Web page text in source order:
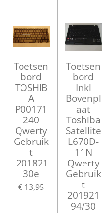
Toetsen
bord
TOSHIB
A
P00171
240
Qwerty
Gebruik
t
201821
30e
€ 13,95
Toetsen
bord
Inkl
Bovenpl
aat
Toshiba
Satellite
L670D-
11N
Qwerty
Gebruik
t
201921
94/30